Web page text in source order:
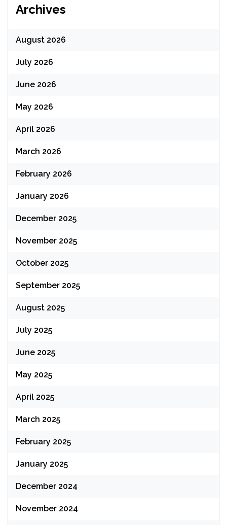
Archives
August 2026
July 2026
June 2026
May 2026
April 2026
March 2026
February 2026
January 2026
December 2025
November 2025
October 2025
September 2025
August 2025
July 2025
June 2025
May 2025
April 2025
March 2025
February 2025
January 2025
December 2024
November 2024